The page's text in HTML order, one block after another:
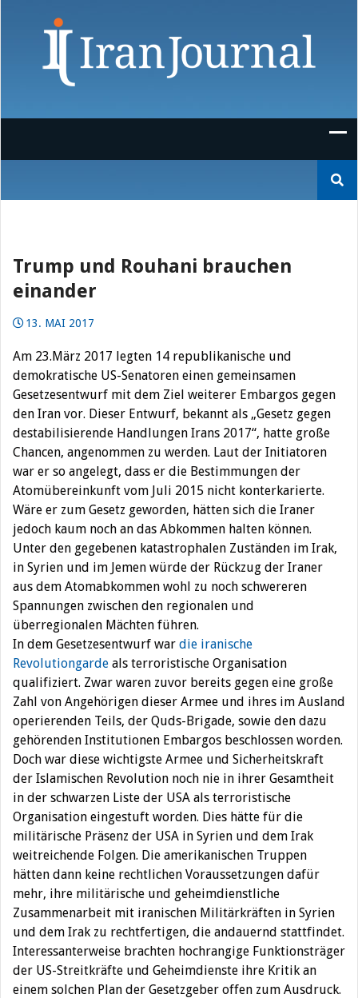
nach:
Trump und Rouhani brauchen
einander
13. MAI 2017
Am 23.März 2017 legten 14 republikanische und
demokratische US-Senatoren einen gemeinsamen
Gesetzesentwurf mit dem Ziel weiterer Embargos gegen
den Iran vor. Dieser Entwurf, bekannt als „Gesetz gegen
destabilisierende Handlungen Irans 2017“, hatte große
Chancen, angenommen zu werden. Laut der Initiatoren
war er so angelegt, dass er die Bestimmungen der
Atomübereinkunft vom Juli 2015 nicht konterkarierte.
Wäre er zum Gesetz geworden, hätten sich die Iraner
jedoch kaum noch an das Abkommen halten können.
Unter den gegebenen katastrophalen Zuständen im Irak,
in Syrien und im Jemen würde der Rückzug der Iraner
aus dem Atomabkommen wohl zu noch schwereren
Spannungen zwischen den regionalen und
überregionalen Mächten führen.
In dem Gesetzesentwurf war die iranische
Revolutiongarde als terroristische Organisation
qualifiziert. Zwar waren zuvor bereits gegen eine große
Zahl von Angehörigen dieser Armee und ihres im Ausland
operierenden Teils, der Quds-Brigade, sowie den dazu
gehörenden Institutionen Embargos beschlossen worden.
Doch war diese wichtigste Armee und Sicherheitskraft
der Islamischen Revolution noch nie in ihrer Gesamtheit
in der schwarzen Liste der USA als terroristische
Organisation eingestuft worden. Dies hätte für die
militärische Präsenz der USA in Syrien und dem Irak
weitreichende Folgen. Die amerikanischen Truppen
hätten dann keine rechtlichen Voraussetzungen dafür
mehr, ihre militärische und geheimdienstliche
Zusammenarbeit mit iranischen Militärkräften in Syrien
und dem Irak zu rechtfertigen, die andauernd stattfindet.
Interessanterweise brachten hochrangige Funktionsträger
der US-Streitkräfte und Geheimdienste ihre Kritik an
einem solchen Plan der Gesetzgeber offen zum Ausdruck.